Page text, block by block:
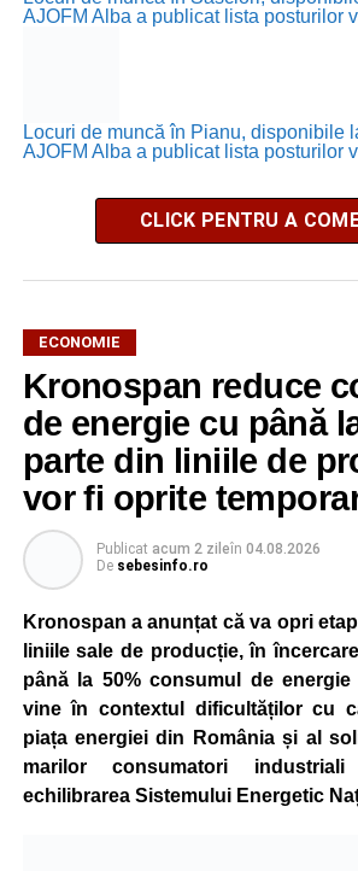
AJOFM Alba a publicat lista posturilor
Locuri de muncă în Pianu, disponibile
AJOFM Alba a publicat lista posturilor
CLICK PENTRU A
ECONOMIE
Kronospan reduce
de energie cu până
parte din liniile de
vor fi oprite
Publicat acum 2 zileîn 04.08.2026
De sebesinfo.ro
Kronospan a anunțat că va opri
liniile sale de producție, în
până la 50% consumul de energie
vine în contextul dificultăților cu
piața energiei din România și al
marilor consumatori
echilibrarea Sistemului Energetic